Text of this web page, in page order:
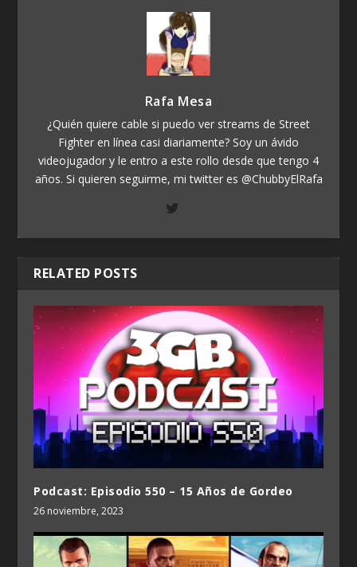
Rafa Mesa
¿Quién quiere cable si puedo ver streams de Street
Fighter en línea casi diariamente? Soy un ávido
videojugador y le entro a este rollo desde que tengo 4
años. Si quieren seguirme, mi twitter es @ChubbyElRafa
RELATED POSTS
Podcast: Episodio 550 – 15 Años de Gordeo
26 noviembre, 2023